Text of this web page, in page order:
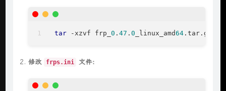
tar -xzvf frp_0 .47 .0 _linux_amd64 .tar.gz
修改 frps.ini 文件：